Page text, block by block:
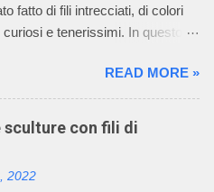
fatto di fili intrecciati, di colori
e tenerissimi. In questo
i fili con la maglieria e con
dei deliziosi vestitini per
mondo incantato è il sogno,
signora Graziella, che dal 1968
bambini. Oggi l’azienda della
READ MORE »
sculture con fili di
2022